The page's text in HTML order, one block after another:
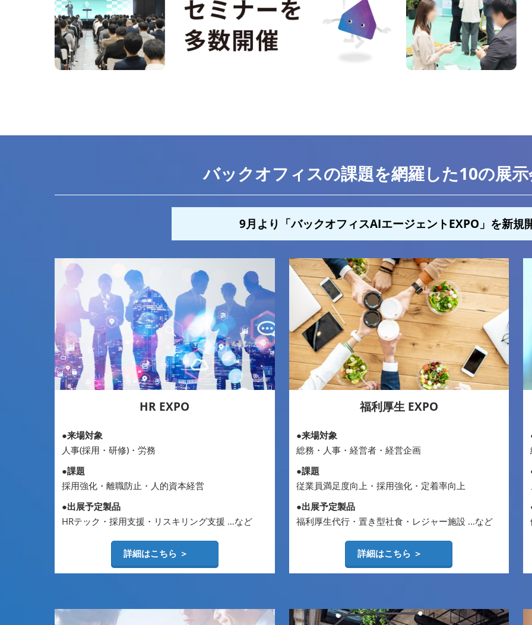
バックオフィスの課題を網羅した10の展
9月より「バックオフィスAIエージェントEXPO」を新規
HR EXPO
●来場対象
人事(採用・研修)・労務
●課題
採用強化・離職防止・人的資本経営
●出展予定製品
HRテック・採用支援・リスキリング支援 …など
詳細はこちら ＞
福利厚生 EXPO
●来場対象
総務・人事・経営者・経営企画
●課題
従業員満足度向上・採用強化・定着率向上
●出展予定製品
福利厚生代行・置き型社食・レジャー施設 ...など
詳細はこちら ＞